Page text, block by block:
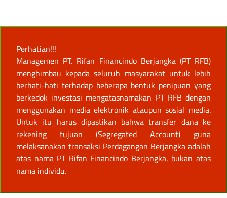
Perhatian!!!
Managemen PT. Rifan Financindo Berjangka (PT RFB)
menghimbau kepada seluruh masyarakat untuk lebih
berhati-hati terhadap beberapa bentuk penipuan yang
berkedok investasi mengatasnamakan PT RFB dengan
menggunakan media elektronik ataupun sosial media.
Untuk itu harus dipastikan bahwa transfer dana ke
rekening tujuan (Segregated Account) guna
melaksanakan transaksi Perdagangan Berjangka adalah
atas nama PT Rifan Financindo Berjangka, bukan atas
nama individu.